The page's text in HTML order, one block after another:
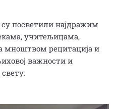
посветили најдражим
учитељицама,
мноштвом рецитација и
важности и